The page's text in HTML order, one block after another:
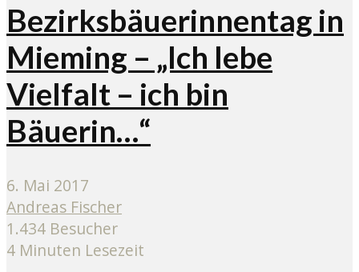
Bezirksbäuerinnentag in
Mieming – „Ich lebe
Vielfalt – ich bin
Bäuerin…“
6. Mai 2017
Andreas Fischer
1.434 Besucher
4 Minuten Lesezeit